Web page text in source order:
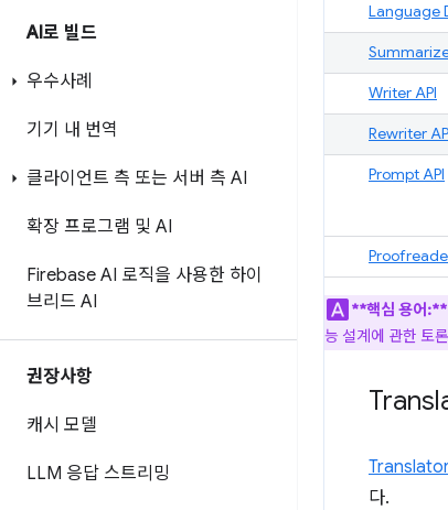
AI로 빌드
우수사례
기기 내 번역
클라이언트 측 또는 서버 측 AI
확장 프로그램 및 AI
Firebase AI 로직을 사용한 하이
브리드 AI
권장사항
캐시 모델
LLM 응답 스트리밍
Language
Writer API
Rewriter
Prompt API
**핵심 용어:**
능 설계에 관한 토
다.